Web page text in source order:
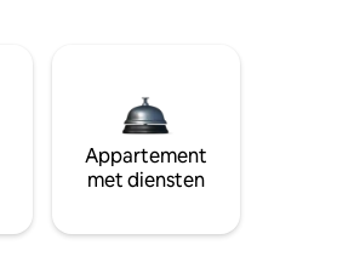
Appartement
met diensten